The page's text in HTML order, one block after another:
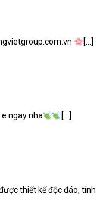
[...]
ngay nha [...]
thiết kế độc đáo, tính